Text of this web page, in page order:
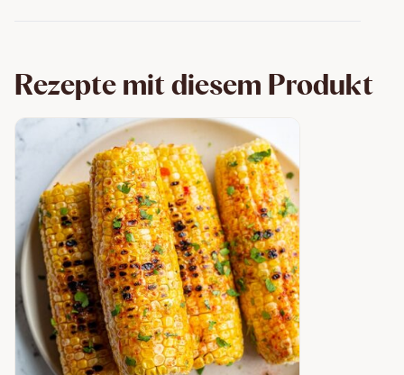
Rezepte mit diesem Produkt